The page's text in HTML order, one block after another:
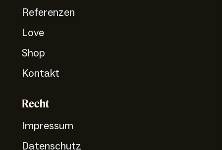
Referenzen
Love
Shop
Kontakt
Recht
Impressum
Datenschutz